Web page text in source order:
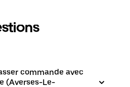
commande avec
(Averses-Le-